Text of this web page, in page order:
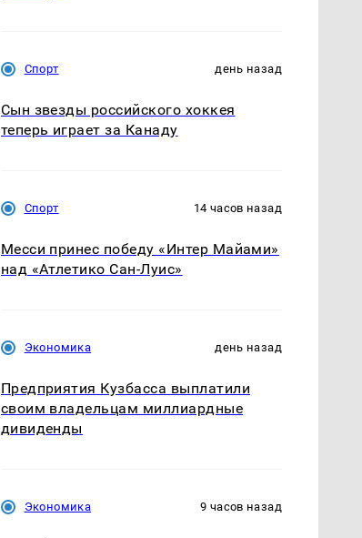
Спорт день назад
Сын звезды российского хоккея
теперь играет за Канаду
Спорт 14 часов назад
Месси принес победу «Интер Майами»
над «Атлетико Сан-Луис»
Экономика день назад
Предприятия Кузбасса выплатили
своим владельцам миллиардные
дивиденды
Экономика 9 часов назад